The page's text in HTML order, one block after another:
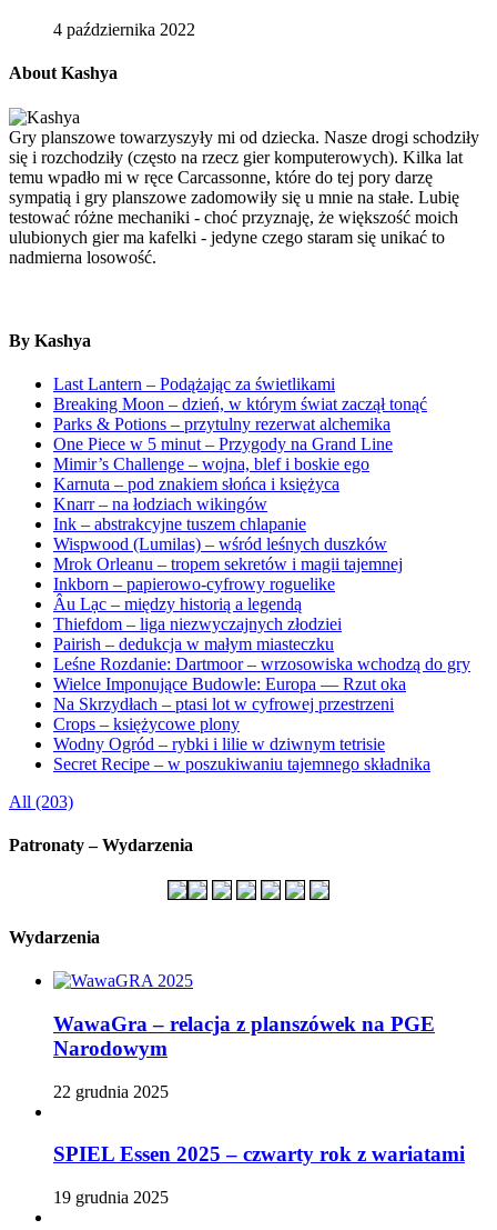
4 października 2022
About Kashya
Gry planszowe towarzyszyły mi od dziecka. Nasze drogi schodziły
się i rozchodziły (często na rzecz gier komputerowych). Kilka lat
temu wpadło mi w ręce Carcassonne, które do tej pory darzę
sympatią i gry planszowe zadomowiły się u mnie na stałe. Lubię
testować różne mechaniki - choć przyznaję, że większość moich
ulubionych gier ma kafelki - jedyne czego staram się unikać to
nadmierna losowość.
By Kashya
Last Lantern – Podążając za świetlikami
Breaking Moon – dzień, w którym świat zaczął tonąć
Parks & Potions – przytulny rezerwat alchemika
One Piece w 5 minut – Przygody na Grand Line
Mimir’s Challenge – wojna, blef i boskie ego
Karnuta – pod znakiem słońca i księżyca
Knarr – na łodziach wikingów
Ink – abstrakcyjne tuszem chlapanie
Wispwood (Lumilas) – wśród leśnych duszków
Mrok Orleanu – tropem sekretów i magii tajemnej
Inkborn – papierowo-cyfrowy roguelike
Âu Lạc – między historią a legendą
Thiefdom – liga niezwyczajnych złodziei
Pairish – dedukcja w małym miasteczku
Leśne Rozdanie: Dartmoor – wrzosowiska wchodzą do gry
Wielce Imponujące Budowle: Europa — Rzut oka
Na Skrzydłach – ptasi lot w cyfrowej przestrzeni
Crops – księżycowe plony
Wodny Ogród – rybki i lilie w dziwnym tetrisie
Secret Recipe – w poszukiwaniu tajemnego składnika
All (203)
Patronaty – Wydarzenia
Wydarzenia
WawaGra – relacja z planszówek na PGE
Narodowym
22 grudnia 2025
SPIEL Essen 2025 – czwarty rok z wariatami
19 grudnia 2025